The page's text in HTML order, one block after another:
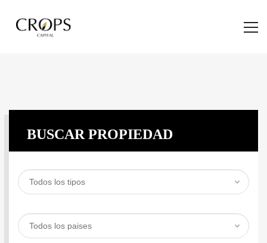
BUSCAR PROPIEDAD